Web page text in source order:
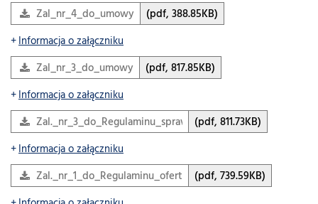
Zal_nr_4_do_umowy
(pdf, 388.85KB)
Informacja o załączniku
Zal_nr_3_do_umowy
(pdf, 817.85KB)
Informacja o załączniku
Zal._nr_3_do_Regulaminu_sprawozdanie(pdf, 811.73KB)
Informacja o załączniku
Zal._nr_1_do_Regulaminu_oferta
(pdf, 739.59KB)